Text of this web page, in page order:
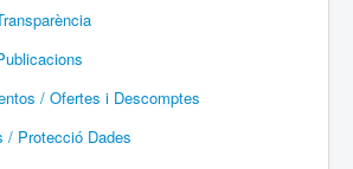
/ Ofertes i Descomptes
/ Protecció Dades